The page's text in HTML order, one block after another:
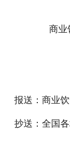
商业
报送：商业
抄送：全国